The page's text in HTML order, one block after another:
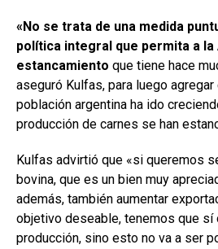
«No se trata de una medida
política integral que permita a la
estancamiento que tiene hace
aseguró Kulfas, para luego
población argentina ha ido
producción de carnes se han
Kulfas advirtió que «si queremos
bovina, que es un bien muy
además, también aumentar
objetivo deseable, tenemos que sí
producción, sino esto no va a ser